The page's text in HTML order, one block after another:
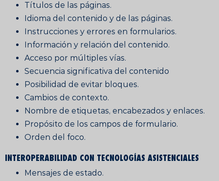
Títulos de las páginas.
Idioma del contenido y de las páginas.
Instrucciones y errores en formularios.
Información y relación del contenido.
Acceso por múltiples vías.
Secuencia significativa del contenido
Posibilidad de evitar bloques.
Cambios de contexto.
Nombre de etiquetas, encabezados y enlaces.
Propósito de los campos de formulario.
Orden del foco.
INTEROPERABILIDAD CON TECNOLOGÍAS ASISTENCIALES
Mensajes de estado.